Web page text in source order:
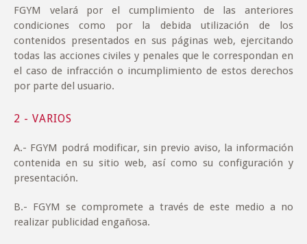
FGYM velará por el cumplimiento de las anteriores
condiciones como por la debida utilización de los
contenidos presentados en sus páginas web, ejercitando
todas las acciones civiles y penales que le correspondan en
el caso de infracción o incumplimiento de estos derechos
por parte del usuario.
2 - VARIOS
A.- FGYM podrá modificar, sin previo aviso, la información
contenida en su sitio web, así como su configuración y
presentación.
B.- FGYM se compromete a través de este medio a no
realizar publicidad engañosa.